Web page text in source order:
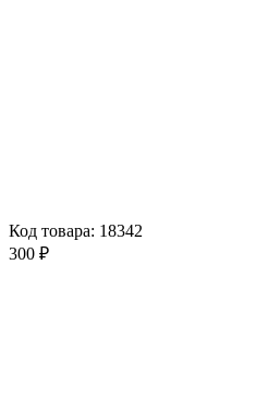
Код товара: 18342
300 ₽